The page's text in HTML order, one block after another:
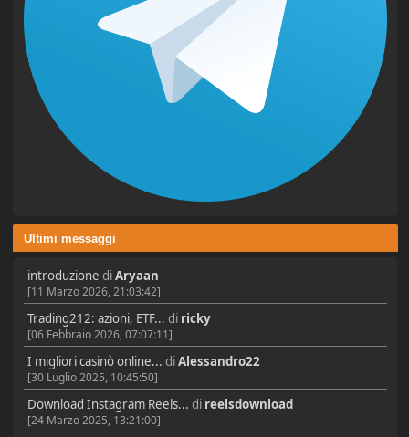
Ultimi messaggi
introduzione diAryaan
[11 Marzo 2026, 21:03:42]
Trading212: azioni, ETF... di ricky
[06 Febbraio 2026, 07:07:11]
I migliori casinò online... diAlessandro22
[30 Luglio 2025, 10:45:50]
Download Instagram Reels... di reelsdownload
[24 Marzo 2025, 13:21:00]